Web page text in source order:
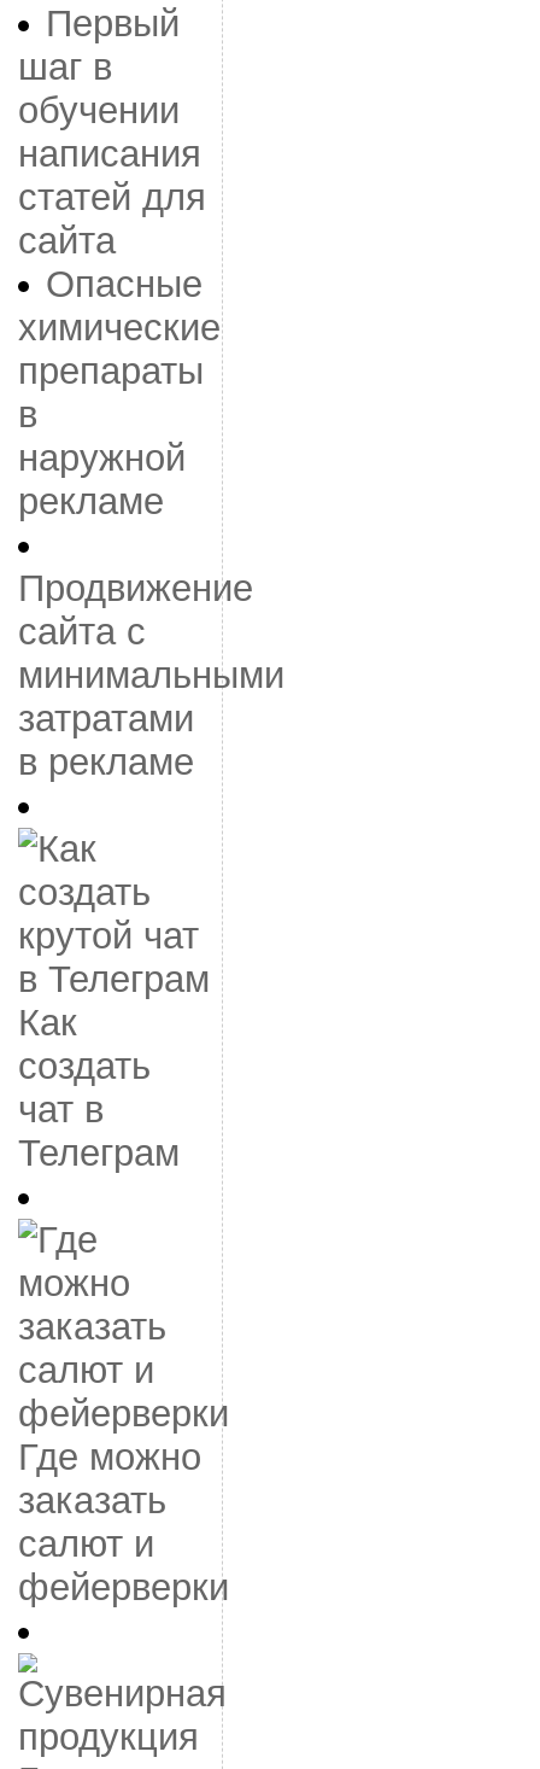
Первый
шаг в
обучении
написания
статей для
сайта
Опасные
химические
препараты
в
наружной
рекламе
Продвижение
сайта с
минимальными
затратами
в рекламе
Как
создать
чат в
Телеграм
Где можно
заказать
салют и
фейерверки